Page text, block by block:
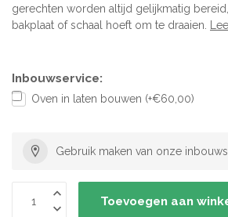
gerechten worden altijd gelijkmatig
bakplaat of schaal hoeft om te draaien.
Inbouwservice:
Oven in laten bouwen (+€60,00)
Gebruik maken van onze
Toevoegen aan